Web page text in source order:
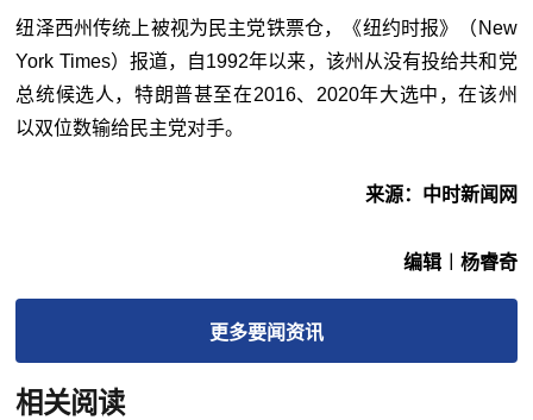
纽泽西州传统上被视为民主党铁票仓，《纽约时报》（New
York Times）报道，自1992年以来，该州从没有投给共和党
总统候选人，特朗普甚至在2016、2020年大选中，在该州
以双位数输给民主党对手。
来源：中时新闻网
编辑︱杨睿奇
更多要闻资讯
相关阅读